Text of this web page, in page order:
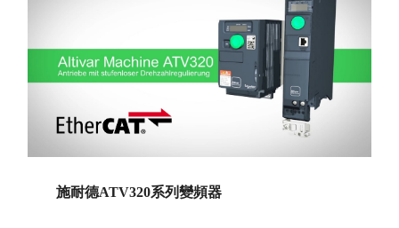
施耐德ATV320系列變頻器